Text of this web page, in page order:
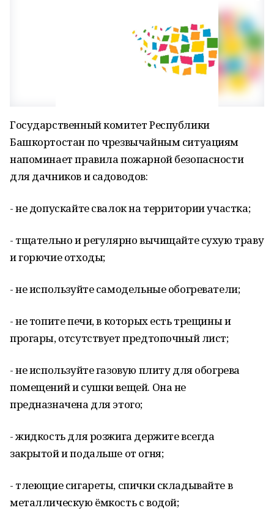
Государственный комитет Республики
Башкортостан по чрезвычайным ситуациям
напоминает правила пожарной безопасности
для дачников и садоводов:
- не допускайте свалок на территории участка;
- тщательно и регулярно вычищайте сухую траву
и горючие отходы;
- не используйте самодельные обогреватели;
- не топите печи, в которых есть трещины и
прогары, отсутствует предтопочный лист;
- не используйте газовую плиту для обогрева
помещений и сушки вещей. Она не
предназначена для этого;
- жидкость для розжига держите всегда
закрытой и подальше от огня;
- тлеющие сигареты, спички складывайте в
металлическую ёмкость с водой;